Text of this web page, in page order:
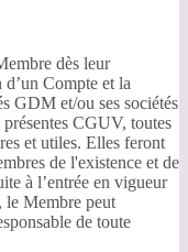
dès leur
Compte et la
GDM et/ou ses sociétés
CGUV, toutes
et utiles. Elles feront
de l'existence et de
à l’entrée en vigueur
le Membre peut
de toute